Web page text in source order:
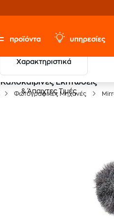
προϊόντα υπηρεσίες
Χαρακτηριστικά
Καλοκαιρινές Εκπτώσεις
& Άπαιχτες Τιμές
Φωτογραφικές Μηχανές